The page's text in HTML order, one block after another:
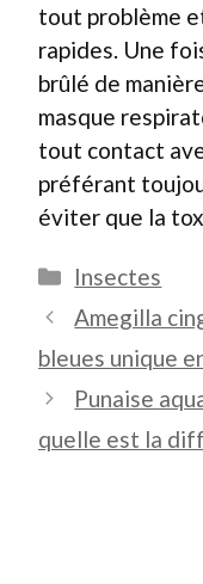
tout problème
rapides. Une
brûlé de
masque
tout contact
préférant
éviter que la
Catégories
Insectes
Amegilla
bleues unique
Punaise
quelle est la